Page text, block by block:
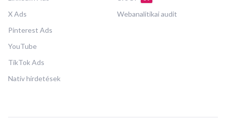
X Ads
Pinterest Ads
YouTube
TikTok Ads
Natív hirdetések
Webanalitikai audit